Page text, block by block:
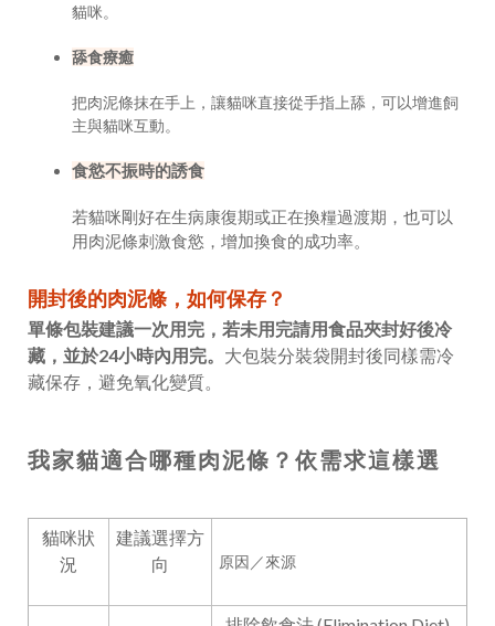
貓咪。
舔食療癒
把肉泥條抹在手上，讓貓咪直接從手指上舔，可以增進飼
主與貓咪互動。
食慾不振時的誘食
若貓咪剛好在生病康復期或正在換糧過渡期，也可以
用肉泥條刺激食慾，增加換食的成功率。
開封後的肉泥條，如何保存？
單條包裝建議一次用完，若未用完請用食品夾封好後冷
藏，並於24小時內用完。 大包裝分裝袋開封後同樣需冷
藏保存，避免氧化變質。
我家貓適合哪種肉泥條？依需求這樣選
貓咪狀
況
建議選擇方
向
原因／來源